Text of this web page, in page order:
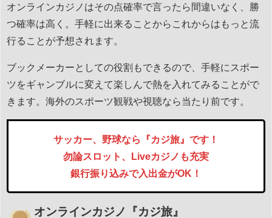
オンラインカジノはその点確率で言ったら間違いなく、勝
つ確率は高く。手軽に出来ることからこれからはもっと流
行ることが予想されます。
ブックメーカーとしての役割もできるので、手軽にスポー
ツをギャンブルに変えて楽しんで熱を入れてみることがで
きます。海外のスポーツ観戦や視聴なら当たり前です。
サッカー、野球なら『カジ旅』です！
勿論スロット、Liveカジノも充実
銀行振り込みで入出金がOK！
オンラインカジノ『カジ旅』